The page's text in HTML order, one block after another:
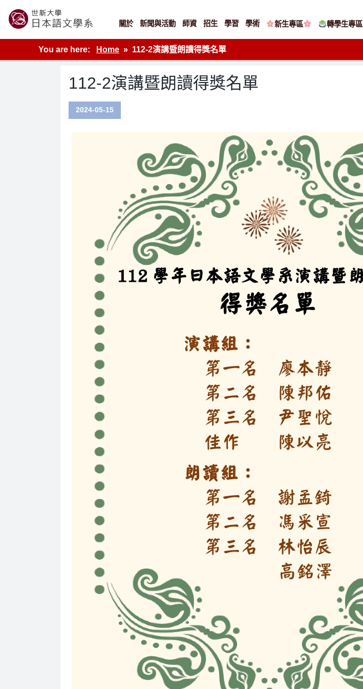
content
世新大學教學單位的網站
關於 新聞與活動 師資 招生 學習 學術 新生專區 轉學生專區
You are here: Home 112-2演講暨朗讀得獎名單
112-2演講暨朗讀得獎名單
2024-05-15